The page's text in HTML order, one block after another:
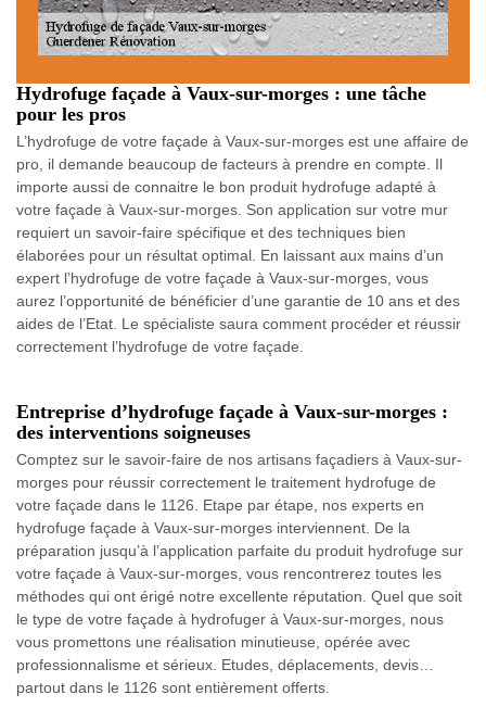
Hydrofuge façade à Vaux-sur-morges : une tâche
pour les pros
L’hydrofuge de votre façade à Vaux-sur-morges est une affaire de
pro, il demande beaucoup de facteurs à prendre en compte. Il
importe aussi de connaitre le bon produit hydrofuge adapté à
votre façade à Vaux-sur-morges. Son application sur votre mur
requiert un savoir-faire spécifique et des techniques bien
élaborées pour un résultat optimal. En laissant aux mains d’un
expert l’hydrofuge de votre façade à Vaux-sur-morges, vous
aurez l’opportunité de bénéficier d’une garantie de 10 ans et des
aides de l’Etat. Le spécialiste saura comment procéder et réussir
correctement l’hydrofuge de votre façade.
Entreprise d’hydrofuge façade à Vaux-sur-morges :
des interventions soigneuses
Comptez sur le savoir-faire de nos artisans façadiers à Vaux-sur-
morges pour réussir correctement le traitement hydrofuge de
votre façade dans le 1126. Etape par étape, nos experts en
hydrofuge façade à Vaux-sur-morges interviennent. De la
préparation jusqu’à l’application parfaite du produit hydrofuge sur
votre façade à Vaux-sur-morges, vous rencontrerez toutes les
méthodes qui ont érigé notre excellente réputation. Quel que soit
le type de votre façade à hydrofuger à Vaux-sur-morges, nous
vous promettons une réalisation minutieuse, opérée avec
professionnalisme et sérieux. Etudes, déplacements, devis…
partout dans le 1126 sont entièrement offerts.